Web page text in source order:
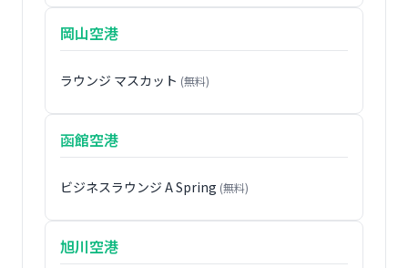
岡山空港
ラウンジ マスカット (無料)
函館空港
ビジネスラウンジ A Spring (無料)
旭川空港